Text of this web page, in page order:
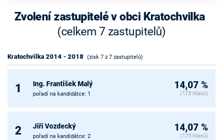
Zvolení zastupitelé v obci Kratochvilka
(celkem 7 zastupitelů)
Kratochvilka 2014 - 2018 (zisk 7 z 7 zastupitelů)
1 Ing. František Malý
pořadí na kandidátce: 1
14,07 %
(173 hlasů)
2 Jiří Vozdecký
pořadí na kandidátce: 2
14,07 %
(173 hlasů)